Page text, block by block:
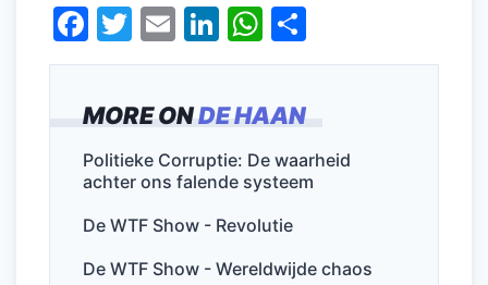
MORE ONDE HAAN
Politieke Corruptie: De waarheid
achter ons falende systeem
De WTF Show - Revolutie
De WTF Show - Wereldwijde chaos
F
a
e
b
o
o
k
T
w
er
E
m
l
Li
n
e
dI
n
W
h
s
A
p
p
el